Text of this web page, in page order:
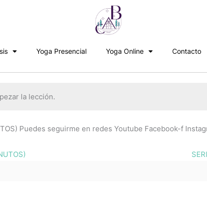
Yoga Presencial Yoga Online Contacto
la lección.
Puedes seguirme en redes Youtube Facebook-f